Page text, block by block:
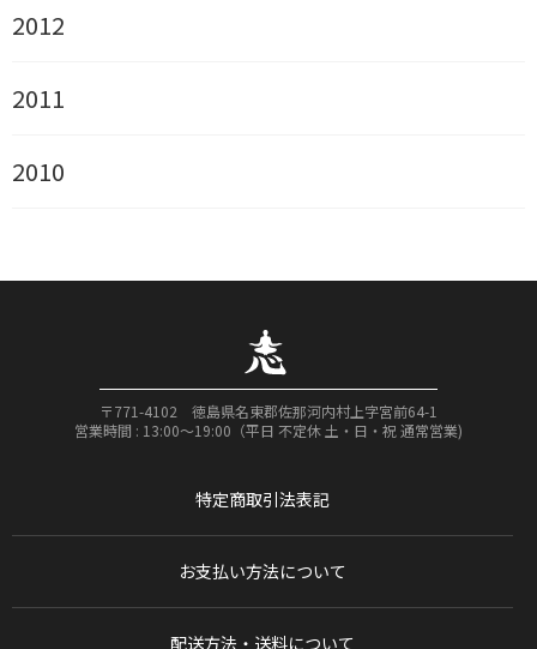
2012
2011
2010
〒771-4102 徳島県名東郡佐那河内村上字宮前64-1
営業時間 : 13:00〜19:00（平日 不定休 土・日・祝 通常営業)
特定商取引法表記
お支払い方法について
配送方法・送料について